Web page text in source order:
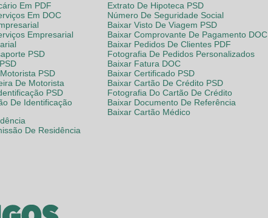
Em PDF
Em DOC
Empresarial
PSD
PSD
De Motorista
PSD
De Identificação
De Residência
Extrato De Hipoteca PSD
Número De Seguridade Social
Baixar Visto De Viagem PSD
Baixar Comprovante De Pagamento DOC
Baixar Pedidos De Clientes PDF
Fotografia De Pedidos Personalizados
Baixar Fatura DOC
Baixar Certificado PSD
Baixar Cartão De Crédito PSD
Fotografia Do Cartão De Crédito
Baixar Documento De Referência
Baixar Cartão Médico